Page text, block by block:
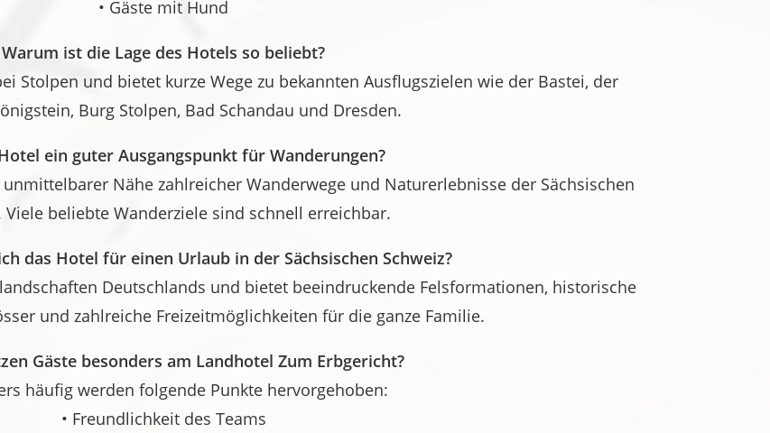
• Gäste mit Hund
Warum ist die Lage des Hotels so beliebt?
Stolpen und bietet kurze Wege zu bekannten Ausflugszielen wie der Bastei, der
Burg Stolpen, Bad Schandau und Dresden.
ein guter Ausgangspunkt für Wanderungen?
Nähe zahlreicher Wanderwege und Naturerlebnisse der Sächsischen
Viele beliebte Wanderziele sind schnell erreichbar.
das Hotel für einen Urlaub in der Sächsischen Schweiz?
Deutschlands und bietet beeindruckende Felsformationen, historische
und zahlreiche Freizeitmöglichkeiten für die ganze Familie.
Gäste besonders am Landhotel Zum Erbgericht?
häufig werden folgende Punkte hervorgehoben:
• Freundlichkeit des Teams